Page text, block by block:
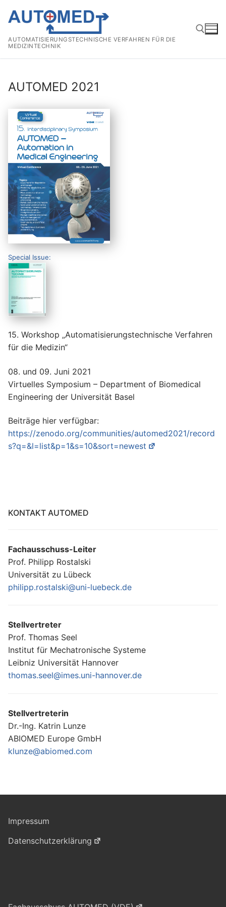
Inhalt
AUTOMATISIERUNGSTECHNISCHE VERFAHREN FÜR DIE
MEDIZINTECHNIK
AUTOMED 2021
Special Issue:
15. Workshop „Automatisierungstechnische Verfahren
für die Medizin“
08. und 09. Juni 2021
Virtuelles Symposium – Department of Biomedical
Engineering der Universität Basel
Beiträge hier verfügbar:
https://zenodo.org/communities/automed2021/record
s?q=&l=list&p=1&s=10&sort=newest
KONTAKT AUTOMED
Fachausschuss-Leiter
Prof. Philipp Rostalski
Universität zu Lübeck
philipp.rostalski@uni-luebeck.de
Stellvertreter
Prof. Thomas Seel
Institut für Mechatronische Systeme
Leibniz Universität Hannover
thomas.seel@imes.uni-hannover.de
Stellvertreterin
Dr.-Ing. Katrin Lunze
ABIOMED Europe GmbH
klunze@abiomed.com
Impressum
Datenschutzerklärung